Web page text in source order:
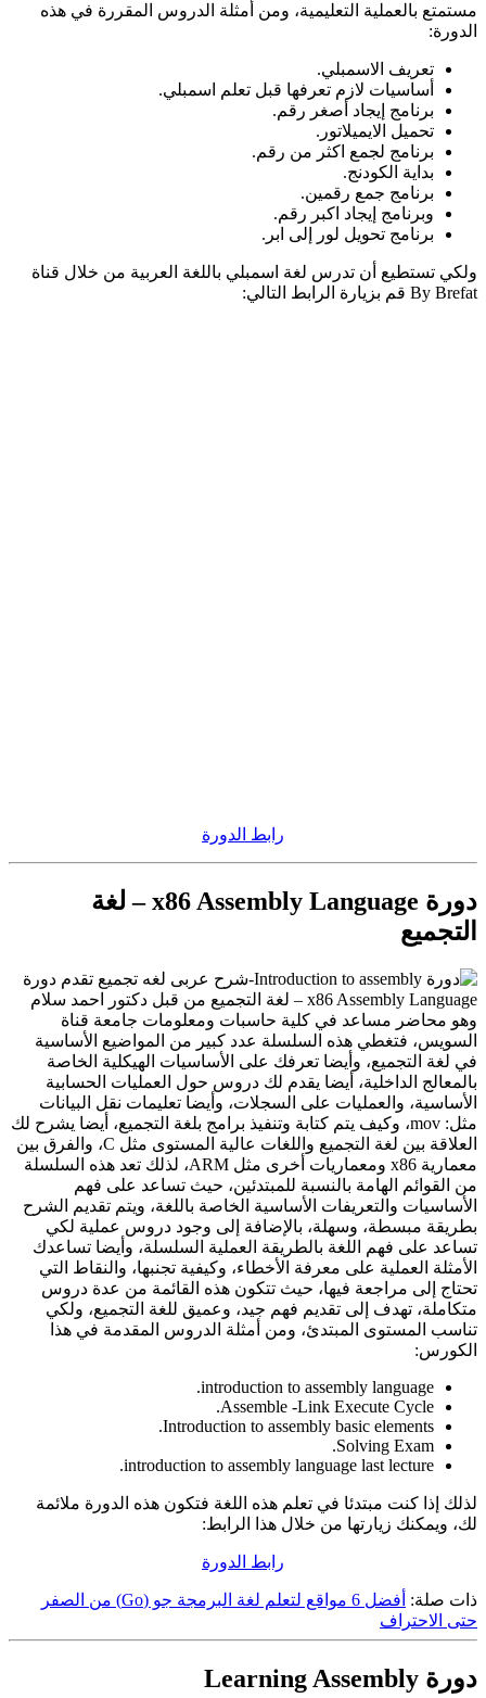
مستمتع بالعملية التعليمية، ومن أمثلة الدروس المقررة في هذه
الدورة:
تعريف الاسمبلي.
أساسيات لازم تعرفها قبل تعلم اسمبلي.
برنامج إيجاد أصغر رقم.
تحميل الايميلاتور.
برنامج لجمع اكثر من رقم.
بداية الكودنج.
برنامج جمع رقمين.
وبرنامج إيجاد اكبر رقم.
برنامج تحويل لور إلى ابر.
ولكي تستطيع أن تدرس لغة اسمبلي باللغة العربية من خلال قناة
By Brefat قم بزيارة الرابط التالي:
رابط الدورة
دورة x86 Assembly Language – لغة
التجميع
تقدم دورة
x86 Assembly Language – لغة التجميع من قبل دكتور احمد سلام
وهو محاضر مساعد في كلية حاسبات ومعلومات جامعة قناة
السويس، فتغطي هذه السلسلة عدد كبير من المواضيع الأساسية
في لغة التجميع، وأيضا تعرفك على الأساسيات الهيكلية الخاصة
بالمعالج الداخلية، أيضا يقدم لك دروس حول العمليات الحسابية
الأساسية، والعمليات على السجلات، وأيضا تعليمات نقل البيانات
مثل: mov، وكيف يتم كتابة وتنفيذ برامج بلغة التجميع، أيضا يشرح لك
العلاقة بين لغة التجميع واللغات عالية المستوى مثل C، والفرق بين
معمارية x86 ومعماريات أخرى مثل ARM، لذلك تعد هذه السلسلة
من القوائم الهامة بالنسبة للمبتدئين، حيث تساعد على فهم
الأساسيات والتعريفات الأساسية الخاصة باللغة، ويتم تقديم الشرح
بطريقة مبسطة، وسهلة، بالإضافة إلى وجود دروس عملية لكي
تساعد على فهم اللغة بالطريقة العملية السلسلة، وأيضا تساعدك
الأمثلة العملية على معرفة الأخطاء، وكيفية تجنبها، والنقاط التي
تحتاج إلى مراجعة فيها، حيث تتكون هذه القائمة من عدة دروس
متكاملة، تهدف إلى تقديم فهم جيد، وعميق للغة التجميع، ولكي
تناسب المستوى المبتدئ، ومن أمثلة الدروس المقدمة في هذا
الكورس:
introduction to assembly language.
Assemble -Link Execute Cycle.
Introduction to assembly basic elements.
Solving Exam.
introduction to assembly language last lecture.
لذلك إذا كنت مبتدئا في تعلم هذه اللغة فتكون هذه الدورة ملائمة
لك، ويمكنك زيارتها من خلال هذا الرابط:
رابط الدورة
ذات صلة:
أفضل 6 مواقع لتعلم لغة البرمجة جو (Go) من الصفر
حتى الاحتراف
دورة Learning Assembly